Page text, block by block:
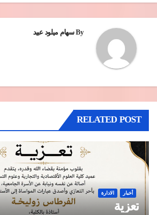
By سهام ميلود عبيد
RELATED POST
أخبار الادارة
تعزية